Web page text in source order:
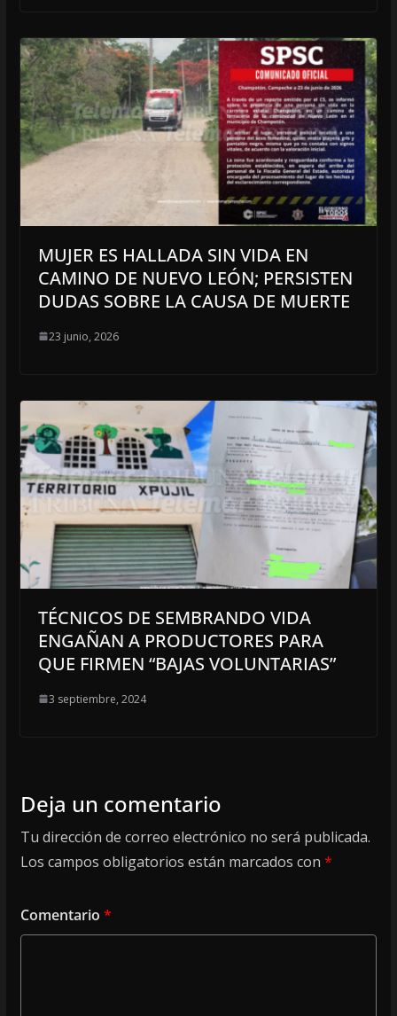
MUJER ES HALLADA SIN VIDA EN
CAMINO DE NUEVO LEÓN; PERSISTEN
DUDAS SOBRE LA CAUSA DE MUERTE
23 junio, 2026
TÉCNICOS DE SEMBRANDO VIDA
ENGAÑAN A PRODUCTORES PARA
QUE FIRMEN “BAJAS VOLUNTARIAS”
3 septiembre, 2024
Deja un comentario
Tu dirección de correo electrónico no será publicada.
Los campos obligatorios están marcados con *
Comentario *